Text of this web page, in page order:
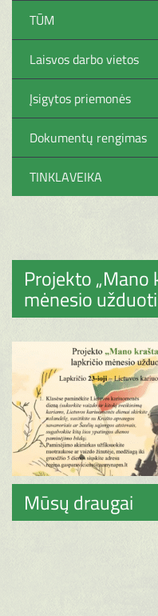
TŪM
Laisvos darbo vietos
Įsigytos priemonės
Dokumentų rengimas
TINKLAVEIKA
Projekto „Mano
mėnesio
Mūsų draugai